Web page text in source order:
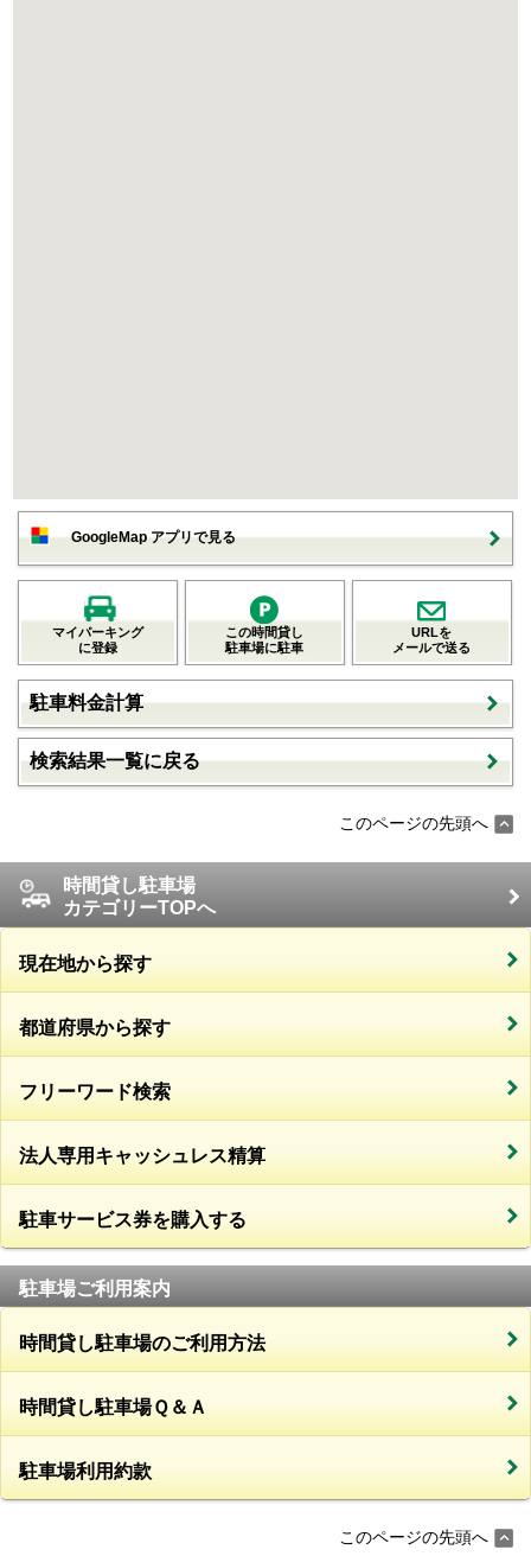
GoogleMap アプリで見る
マイパーキング
に登録
この時間貸し
駐車場に駐車
URLを
メールで送る
駐車料金計算
検索結果一覧に戻る
このページの先頭へ
時間貸し駐車場
カテゴリーTOPへ
現在地から探す
都道府県から探す
フリーワード検索
法人専用キャッシュレス精算
駐車サービス券を購入する
駐車場ご利用案内
時間貸し駐車場のご利用方法
時間貸し駐車場Ｑ＆Ａ
駐車場利用約款
このページの先頭へ